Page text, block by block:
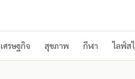
เศรษฐกิจ สุขภาพ กีฬา ไลฟ์ส